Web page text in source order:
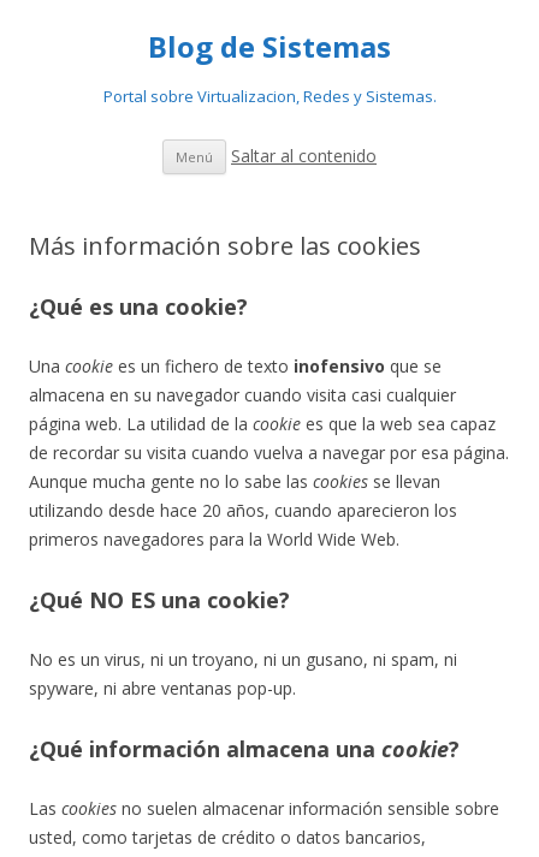
Blog de Sistemas
Portal sobre Virtualizacion, Redes y Sistemas.
Menú Saltar al contenido
Más información sobre las cookies
¿Qué es una cookie?
Una cookie es un fichero de texto inofensivo que se
almacena en su navegador cuando visita casi cualquier
página web. La utilidad de la cookie es que la web sea capaz
de recordar su visita cuando vuelva a navegar por esa página.
Aunque mucha gente no lo sabe las cookies se llevan
utilizando desde hace 20 años, cuando aparecieron los
primeros navegadores para la World Wide Web.
¿Qué NO ES una cookie?
No es un virus, ni un troyano, ni un gusano, ni spam, ni
spyware, ni abre ventanas pop-up.
¿Qué información almacena una cookie?
Las cookies no suelen almacenar información sensible sobre
usted, como tarjetas de crédito o datos bancarios,